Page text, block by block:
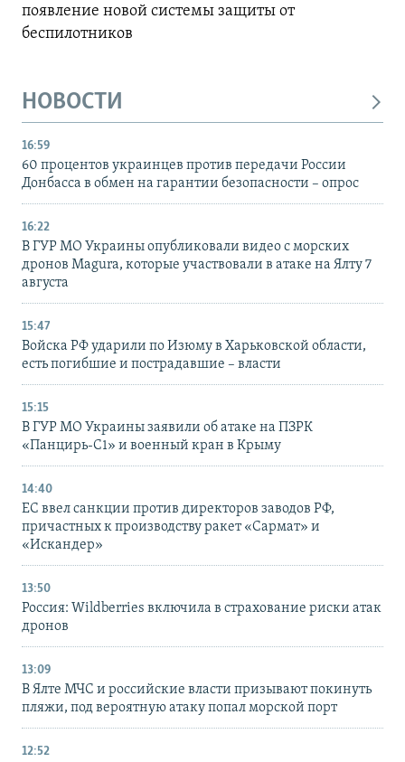
появление новой системы защиты от
беспилотников
НОВОСТИ
16:59
60 процентов украинцев против передачи России
Донбасса в обмен на гарантии безопасности – опрос
16:22
В ГУР МО Украины опубликовали видео с морских
дронов Magura, которые участвовали в атаке на Ялту 7
августа
15:47
Войска РФ ударили по Изюму в Харьковской области,
есть погибшие и пострадавшие – власти
15:15
В ГУР МО Украины заявили об атаке на ПЗРК
«Панцирь-С1» и военный кран в Крыму
14:40
ЕС ввел санкции против директоров заводов РФ,
причастных к производству ракет «Сармат» и
«Искандер»
13:50
Россия: Wildberries включила в страхование риски атак
дронов
13:09
В Ялте МЧС и российские власти призывают покинуть
пляжи, под вероятную атаку попал морской порт
12:52